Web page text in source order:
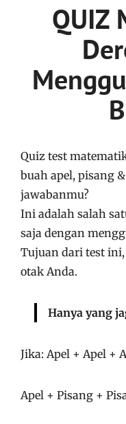
QUIZ
Quiz test
buah apel, pisang
jawabanmu?
Ini adalah salah
saja dengan
Tujuan dari test
otak Anda.
Hanya yang
Jika: Apel + Apel +
Apel + Pisang +